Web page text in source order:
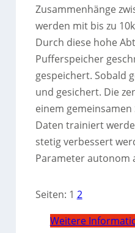
Zusammenhänge
werden mit bis zu
Durch diese hohe
Pufferspeicher
gespeichert. Sobald
und gesichert. Die
einem
Daten trainiert
stetig verbessert
Parameter autonom
Seiten: 1 2
Weitere